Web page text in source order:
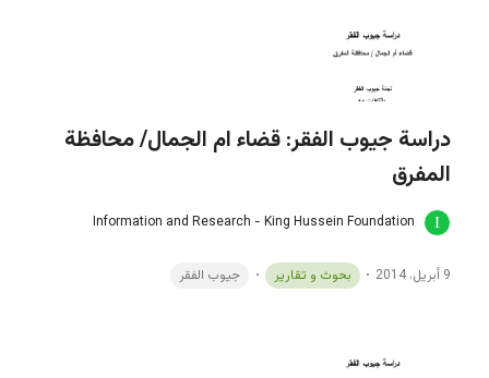
دراسة جيوب الفقر: قضاء ام الجمال/ محافظة
المفرق
Information and Research - King Hussein Foundation
9 أبريل، 2014 بحوث و تقارير جيوب الفقر